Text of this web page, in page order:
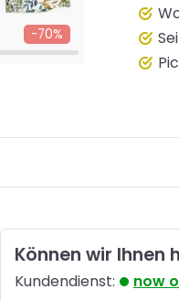
-70%
Können wir Ihnen
Kundendienst: now